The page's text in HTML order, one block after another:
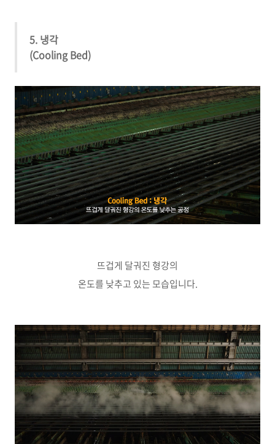
5. 냉각
(Cooling Bed)
뜨겁게 달궈진 형강의
온도를 낮추고 있는 모습입니다.